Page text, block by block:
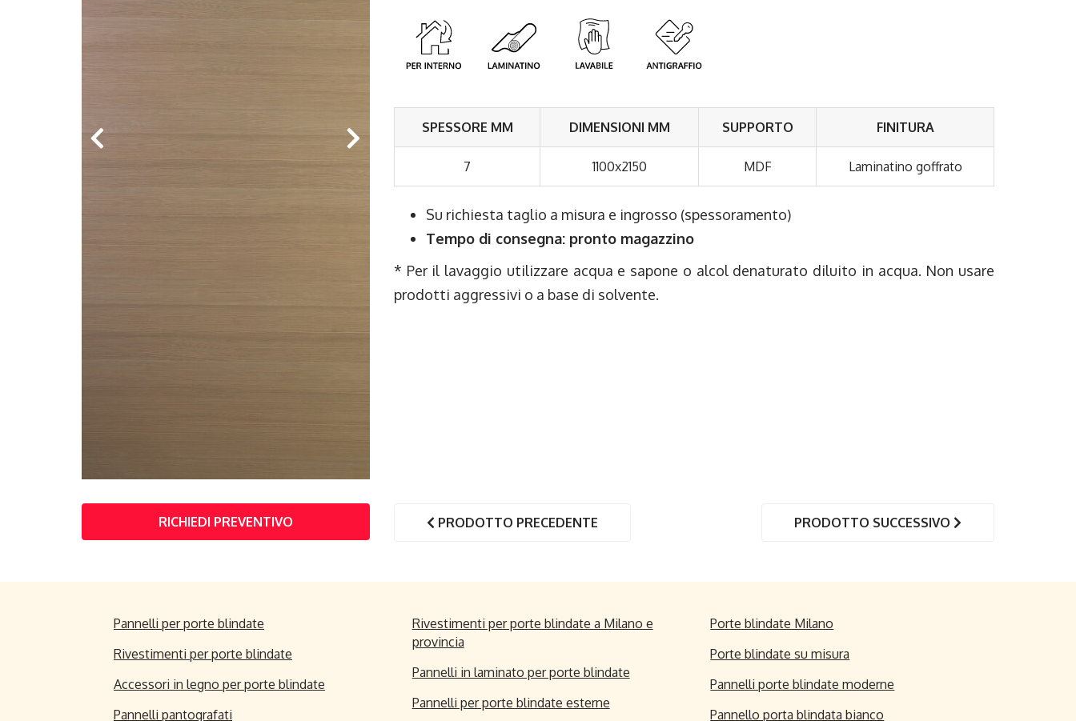
SPESSORE MM DIMENSIONI MM SUPPORTO FINITURA
7 1100x2150 MDF Laminatino goffrato
Su richiesta taglio a misura e ingrosso (spessoramento)
Tempo di consegna: pronto magazzino
* Per il lavaggio utilizzare acqua e sapone o alcol denaturato diluito in acqua. Non usare
prodotti aggressivi o a base di solvente.
RICHIEDI PREVENTIVO PRODOTTO PRECEDENTE PRODOTTO SUCCESSIVO
Pannelli per porte blindate
Rivestimenti per porte blindate
Accessori in legno per porte blindate
Pannelli pantografati
Rivestimenti per porte blindate a Milano e
provincia
Pannelli in laminato per porte blindate
Pannelli per porte blindate esterne
Porte blindate Milano
Porte blindate su misura
Pannelli porte blindate moderne
Pannello porta blindata bianco